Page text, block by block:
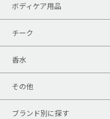
ボディケア用品
チーク
香水
その他
ブランド別に探す